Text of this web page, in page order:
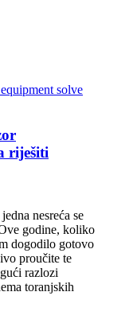
riješiti
nesreća se
godine, koliko
dogodilo gotovo
proučite te
razlozi
toranjskih